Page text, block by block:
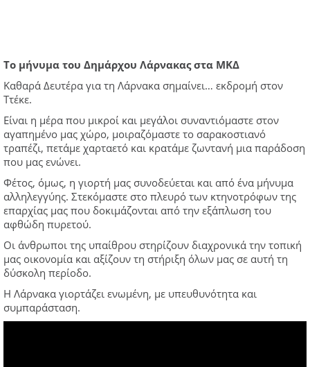
To μήνυμα του Δημάρχου Λάρνακας στα ΜΚΔ
Καθαρά Δευτέρα για τη Λάρνακα σημαίνει… εκδρομή στον
Ττέκε.
Είναι η μέρα που μικροί και μεγάλοι συναντιόμαστε στον
αγαπημένο μας χώρο, μοιραζόμαστε το σαρακοστιανό
τραπέζι, πετάμε χαρταετό και κρατάμε ζωντανή μια παράδοση
που μας ενώνει.
Φέτος, όμως, η γιορτή μας συνοδεύεται και από ένα μήνυμα
αλληλεγγύης. Στεκόμαστε στο πλευρό των κτηνοτρόφων της
επαρχίας μας που δοκιμάζονται από την εξάπλωση του
αφθώδη πυρετού.
Οι άνθρωποι της υπαίθρου στηρίζουν διαχρονικά την τοπική
μας οικονομία και αξίζουν τη στήριξη όλων μας σε αυτή τη
δύσκολη περίοδο.
Η Λάρνακα γιορτάζει ενωμένη, με υπευθυνότητα και
συμπαράσταση.